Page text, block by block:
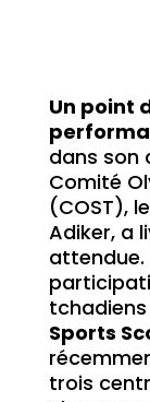
Un point
dans son
Comité
(COST),
Adiker, a
attendue.
Sports
trois